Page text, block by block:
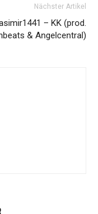
Nächster Artikel
– KK (prod.
& Angelcentral)